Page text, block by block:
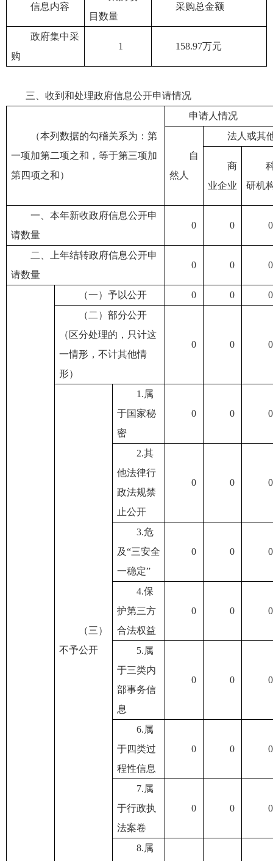
信息内容
目数量
采购总金额
政府集中采
购
1 158.97万元
三、收到和处理政府信息公开申请情况
（本列数据的勾稽关系为：第
一项加第二项之和，等于第三项加
第四项之和）
申请人情况
自
然人
法人或其
商
业企业
研机
一、本年新收政府信息公开申
请数量
0 0 0
二、上年结转政府信息公开申
请数量
0 0 0
（一）予以公开 0 0
0
（二）部分公开
（区分处理的，只计这
一情形，不计其他情
形）
0 0 0
（三）
不予公开
1.属
于国家秘
密
0 0 0
2.其
他法律行
政法规禁
止公开
0 0 0
3.危
及“三安全
一稳定”
0 0 0
4.保
护第三方
合法权益
0 0 0
5.属
于三类内
部事务信
息
0 0 0
6.属
于四类过
程性信息
0 0 0
7.属
于行政执
法案卷
0 0 0
8.属